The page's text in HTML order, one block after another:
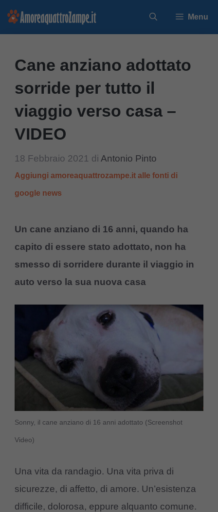
Vai
Menu
Cane anziano adottato
sorride per tutto il
viaggio verso casa –
VIDEO
18 Febbraio 2021 di Antonio Pinto
Aggiungi amoreaquattrozampe.it alle fonti di
google news
Un cane anziano di 16 anni, quando ha
capito di essere stato adottato, non ha
smesso di sorridere durante il viaggio in
auto verso la sua nuova casa
Sonny, il cane anziano di 16 anni adottato (Screenshot
Video)
Una vita da randagio. Una vita priva di
sicurezze, di affetto, di amore. Un’esistenza
difficile, dolorosa, eppure alquanto comune.